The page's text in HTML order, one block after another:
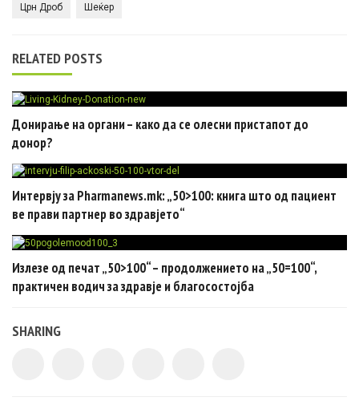
Црн Дроб Шеќер
RELATED POSTS
Донирање на органи – како да се олесни пристапот до
донор?
Интервју за Pharmanews.mk: „50>100: книга што од пациент
ве прави партнер во здравјето“
Излезе од печат „50>100“ – продолжението на „50=100“,
практичен водич за здравје и благосостојба
SHARING